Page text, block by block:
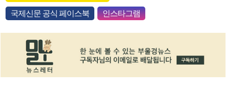
국제신문 공식 페이스북 인스타그램